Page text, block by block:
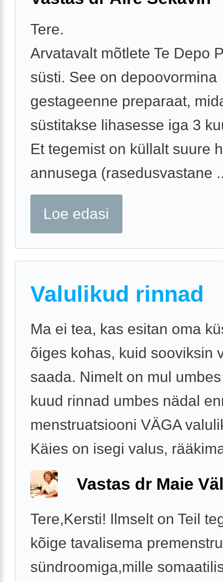
Tere.
Arvatavalt mõtlete Te Depo
süsti. See on depoovormina
gestageenne preparaat,
süstitakse lihasesse iga 3
Et tegemist on küllalt suure
annusega (rasedusvastane
Loe edasi
Valulikud rinnad
Ma ei tea, kas esitan oma
õiges kohas, kuid sooviksin
saada. Nimelt on mul
kuud rinnad umbes nädal
menstruatsiooni VÄGA
Käies on isegi valus,
Vastas dr Maie
Tere,Kersti! Ilmselt on Teil
kõige tavalisema
sündroomiga,mille